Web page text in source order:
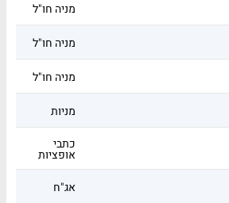
מניה חו"ל
מניה חו"ל
מניה חו"ל
מניות
כתבי
אופציות
אג"ח